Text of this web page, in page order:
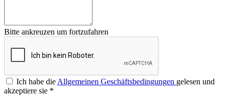
Bitte ankreuzen um fortzufahren
Ich habe dieAllgemeinen Geschäftsbedingungen gelesen und
akzeptiere sie *